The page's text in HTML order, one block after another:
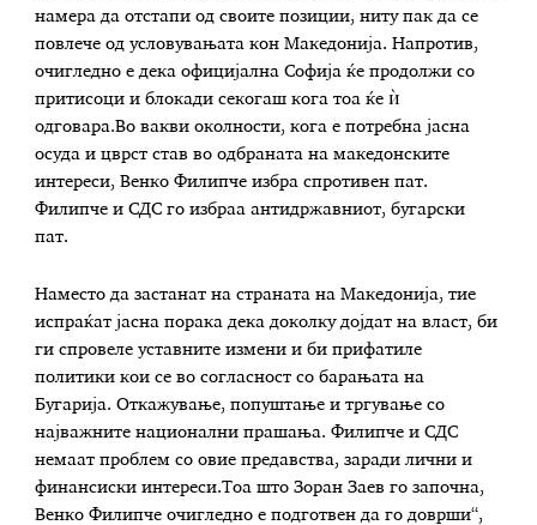
намера да отстапи од своите позиции, ниту пак да се
повлече од условувањата кон Македонија. Напротив,
очигледно е дека официјална Софија ќе продолжи со
притисоци и блокади секогаш кога тоа ќе ѝ
одговара.Во вакви околности, кога е потребна јасна
осуда и цврст став во одбраната на македонските
интереси, Венко Филипче избра спротивен пат.
Филипче и СДС го избраа антидржавниот, бугарски
пат.
Наместо да застанат на страната на Македонија, тие
испраќат јасна порака дека доколку дојдат на власт, би
ги спровеле уставните измени и би прифатиле
политики кои се во согласност со барањата на
Бугарија. Откажување, попуштање и тргување со
најважните национални прашања. Филипче и СДС
немаат проблем со овие предавства, заради лични и
финансиски интереси.Тоа што Зоран Заев го започна,
Венко Филипче очигледно е подготвен да го доврши“,